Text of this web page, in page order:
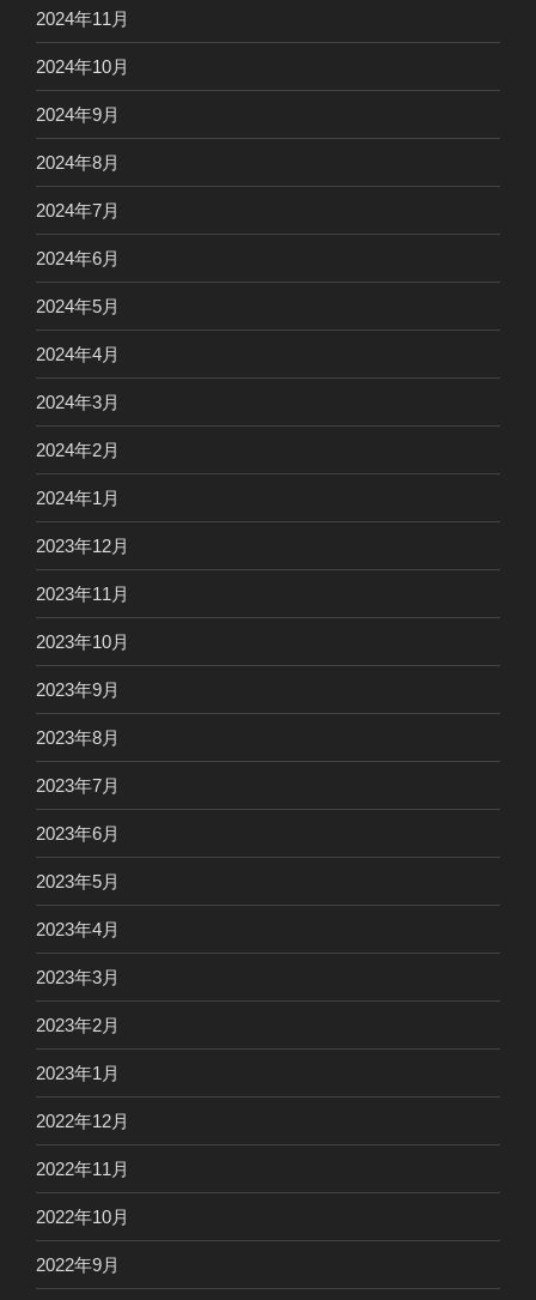
2024年11月
2024年10月
2024年9月
2024年8月
2024年7月
2024年6月
2024年5月
2024年4月
2024年3月
2024年2月
2024年1月
2023年12月
2023年11月
2023年10月
2023年9月
2023年8月
2023年7月
2023年6月
2023年5月
2023年4月
2023年3月
2023年2月
2023年1月
2022年12月
2022年11月
2022年10月
2022年9月